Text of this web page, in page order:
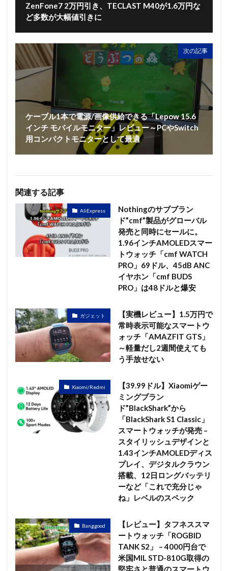
ZenFone7 2万円引き、TECLAST M40が1.6万円な
ど多数が大幅値引きに
次の記事
ケーブル1本で電源/画像供給できる「Lepow 15.6
インチ モバイルモニター」レビュー～PCやSwitch
用コンパクトモニターとして最適
関連する記事
AliExpress
Nothingのサブブラン
ド”cmf”製品がグローバル
発売と同時にセールに。
1.96インチAMOLEDスマー
トウォッチ「cmf WATCH
PRO」69ドル、45dB ANC
イヤホン「cmf BUDS
PRO」は48ドルと爆安
ガジェット
【実機レビュー】1.5万円で
常時表示可能なスマートウ
ォッチ「AMAZFIT GTS」
～軽量だし2週間使えても
う手放せない
Xiaomi/Redmi
【39.99ドル】Xiaomiゲー
ミングブラン
ド”BlackShark”から
「BlackShark S1 Classic」
スマートウォッチが発売 –
スタイリッシュデザインと
1.43インチAMOLEDディス
プレイ、デジタルクラウン
搭載、12日ロングバッテリ
ーなど「これで充分じゃ
ね」レベルのスペック
Banggood
【レビュー】タフネススマ
ートウォッチ「ROGBID
TANK S2」 – 4000円台で
米国MIL STD-810G取得の
堅牢さと普通のスマートウ